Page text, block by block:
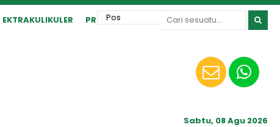
EKTRAKULIKULER PRESTASI
Sabtu, 08 Agu 2026